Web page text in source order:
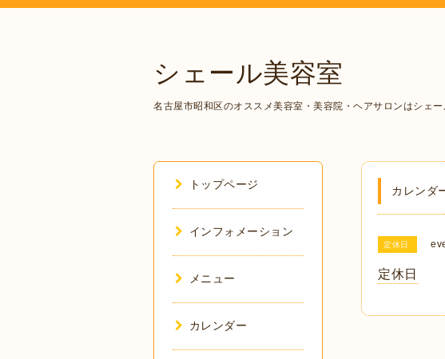
シェール美容室
名古屋市昭和区のオススメ美容室・美容院・ヘアサロンはシェー
カレンダ
定休日
定休日
トップページ
インフォメーション
メニュー
カレンダー